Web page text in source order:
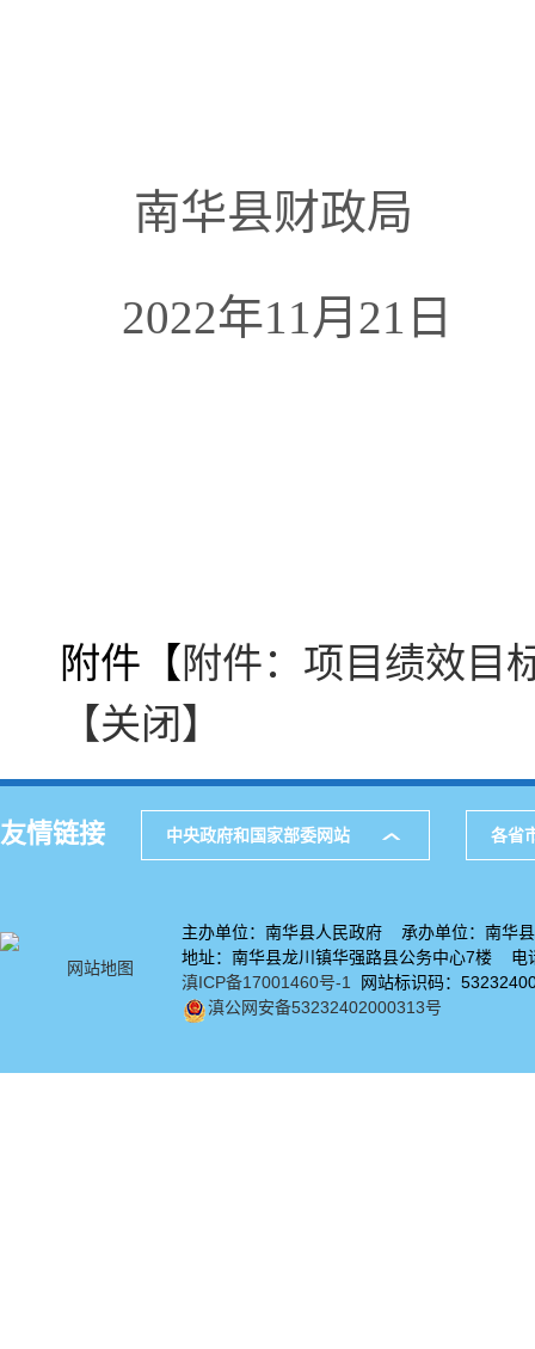
南华县财政局
2022年11月 21 日
附件【 附件：项目绩效目
【关闭】
友情链接 中央政府和国家部委网站 各省
网站地图
主办单位：南华县人民政府 承办单位：南华
地址：南华县龙川镇华强路县公务中心7楼
滇ICP备17001460号-1
网站标识码：
滇公网安备53232402000313号